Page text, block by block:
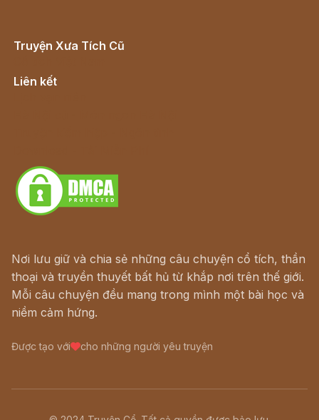
Truyện Xưa Tích Cũ
Liên kết
Nơi lưu giữ và chia sẻ những câu chuyện cổ tích, thần
thoại và truyền thuyết bất hủ từ khắp nơi trên thế giới.
Mỗi câu chuyện đều mang trong mình một bài học và
niềm cảm hứng.
Được tạo với cho những người yêu truyện